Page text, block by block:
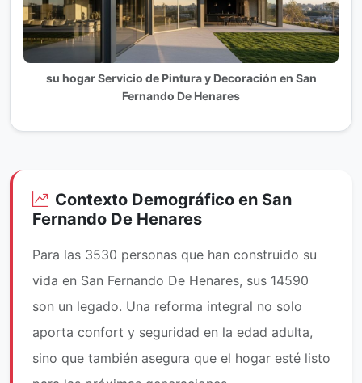
su hogar Servicio de Pintura y Decoración en San
Fernando De Henares
Contexto Demográfico en San
Fernando De Henares
Para las 3530 personas que han construido su
vida en San Fernando De Henares, sus 14590
son un legado. Una reforma integral no solo
aporta confort y seguridad en la edad adulta,
sino que también asegura que el hogar esté listo